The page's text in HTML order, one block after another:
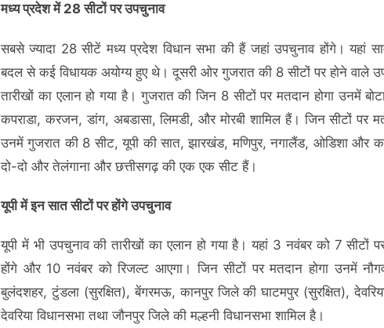
मध्य प्रदेश में 28 सीटों पर उपचुनाव
सबसे ज्यादा 28 सीटें मध्य प्रदेश विधान सभा की हैं जहां उपचुनाव होंगे। यहां
बदल से कई विधायक अयोग्य हुए थे। दूसरी ओर गुजरात की 8 सीटों पर होने वाले
तारीखों का एलान हो गया है। गुजरात की जिन 8 सीटों पर मतदान होगा उनमें
कपराडा, करजन, डांग, अबडासा, लिमडी, और मोरबी शामिल हैं। जिन सीटों पर
उनमें गुजरात की 8 सीट, यूपी की सात, झारखंड, मणिपुर, नगालैंड, ओडिशा और
दो-दो और तेलंगाना और छत्तीसगढ़ की एक एक सीट हैं।
यूपी में इन सात सीटों पर होंगे उपचुनाव
यूपी में भी उपचुनाव की तारीखों का एलान हो गया है। यहां 3 नवंबर को 7 सीटों
होंगे और 10 नवंबर को रिजल्ट आएगा। जिन सीटों पर मतदान होगा उनमें
बुलंदशहर, टुंडला (सुरक्षित), बेंगरमऊ, कानपुर जिले की घाटमपुर (सुरक्षित),
देवरिया विधानसभा तथा जौनपुर जिले की मल्हनी विधानसभा शामिल है।